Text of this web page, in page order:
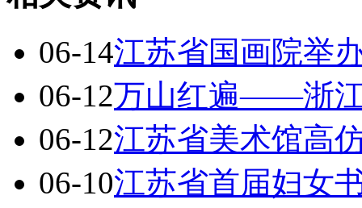
06-14江苏省国画院举
06-12万山红遍——浙江
06-12江苏省美术馆高
06-10江苏省首届妇女